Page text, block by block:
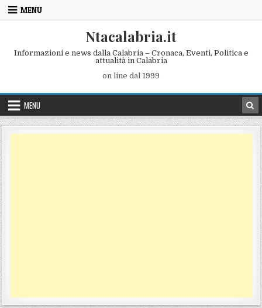
Skip to content
MENU
Ntacalabria.it
Informazioni e news dalla Calabria – Cronaca, Eventi, Politica e
attualità in Calabria
on line dal 1999
MENU